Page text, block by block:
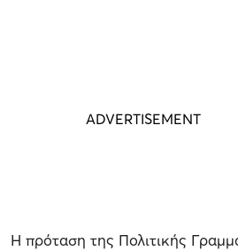
Η πρόταση της Πολιτικής